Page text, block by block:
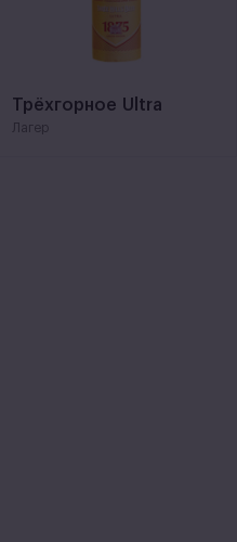
Трёхгорное Ultra
Лагер